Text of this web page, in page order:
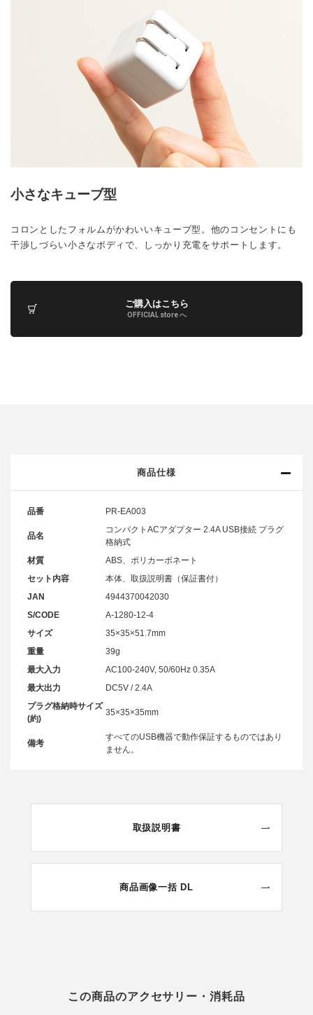
小さなキューブ型
コロンとしたフォルムがかわいいキューブ型。他のコンセントにも
干渉しづらい小さなボディで、しっかり充電をサポートします。
ご購入はこちら
OFFICIAL store へ
商品仕様
品番 PR-EA003
品名
コンパクトACアダプター 2.4A USB接続 プラグ
格納式
材質
ABS、ポリカーボネート
セット内容
本体、取扱説明書（保証書付）
JAN
4944370042030
S/CODE
A-1280-12-4
サイズ
35×35×51.7mm
重量
39g
最大入力
AC100-240V, 50/60Hz 0.35A
最大出力
DC5V / 2.4A
プラグ格納時サイズ
(約)
35×35×35mm
備考
すべてのUSB機器で動作保証するものではあり
ません。
取扱説明書
商品画像一括 DL
この商品のアクセサリー・消耗品